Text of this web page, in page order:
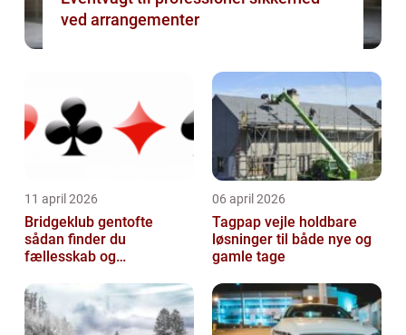
ved arrangementer
11 april 2026
Bridgeklub gentofte
sådan finder du
fællesskab og
06 april 2026
Tagpap vejle holdbare
løsninger til både nye og
gamle tage